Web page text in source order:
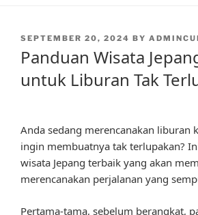
POSTED
SEPTEMBER 20, 2024 BY
Panduan Wisata
untuk Liburan Tak
Anda sedang merencanakan liburan
ingin membuatnya tak terlupakan?
wisata Jepang terbaik yang akan
merencanakan perjalanan yang
Pertama-tama, sebelum berangkat,